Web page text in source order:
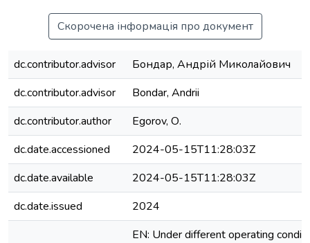
Скорочена інформація про документ
dc.contributor.advisor
Бондар, Андрій Миколайович
dc.contributor.advisor
Bondar, Andrii
dc.contributor.author
Egorov, О.
dc.date.accessioned
2024-05-15T11:28:03Z
dc.date.available
2024-05-15T11:28:03Z
dc.date.issued
2024
EN: Under different operating